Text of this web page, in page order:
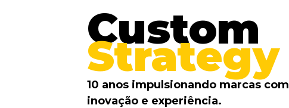
Custom
Strategy
10 anos impulsionando marcas
inovação e experiência.